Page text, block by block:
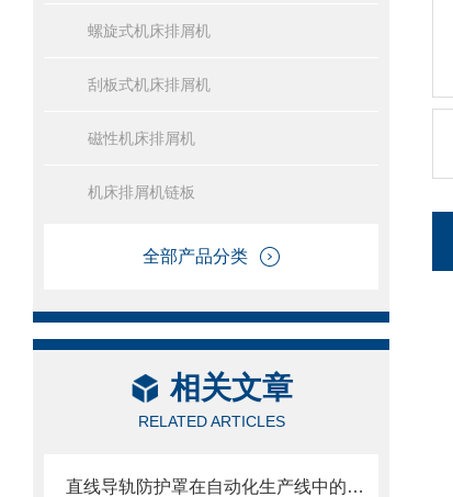
螺旋式机床排屑机
刮板式机床排屑机
磁性机床排屑机
机床排屑机链板
全部产品分类
相关文章
RELATED ARTICLES
直线导轨防护罩在自动化生产线中的作用